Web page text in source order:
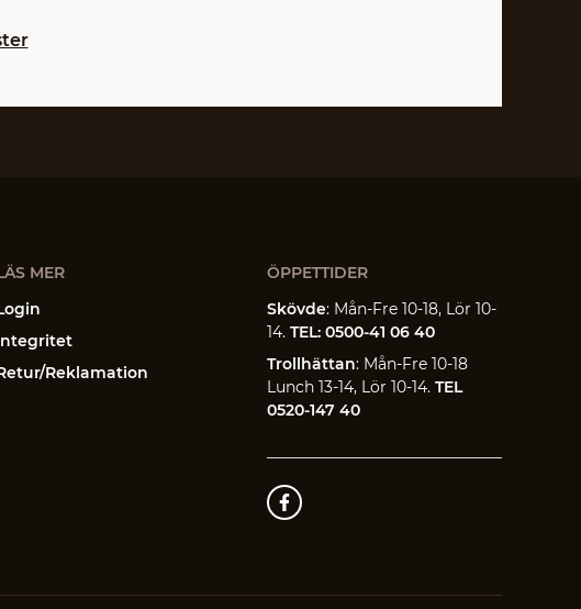
MER
Reklamation
ÖPPETTIDER
Skövde: Mån-Fre 10-18, Lör 10-
14.TEL: 0500-41 06 40
Trollhättan: Mån-Fre 10-18
Lunch 13-14, Lör 10-14.TEL
0520-147 40